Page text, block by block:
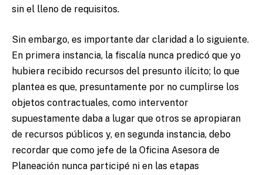
sin el lleno de requisitos.
Sin embargo, es importante dar claridad a lo siguiente.
En primera instancia, la fiscalía nunca predicó que yo
hubiera recibido recursos del presunto ilícito; lo que
plantea es que, presuntamente por no cumplirse los
objetos contractuales, como interventor
supuestamente daba a lugar que otros se apropiaran
de recursos públicos y, en segunda instancia, debo
recordar que como jefe de la Oficina Asesora de
Planeación nunca participé ni en las etapas